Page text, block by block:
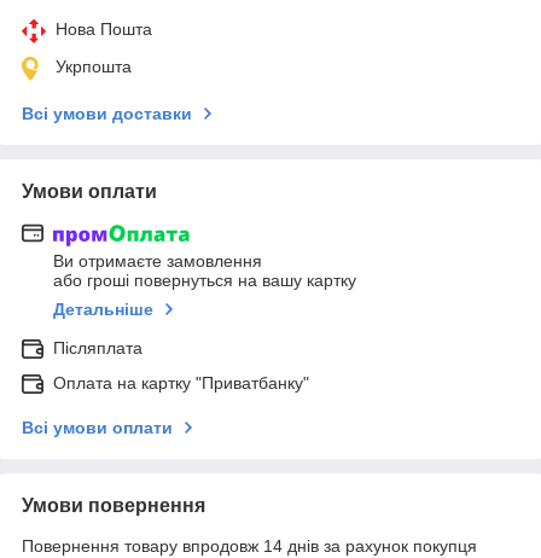
Нова Пошта
Укрпошта
Всі умови доставки
Умови оплати
Ви отримаєте замовлення
або гроші повернуться на вашу картку
Детальніше
Післяплата
Оплата на картку "Приватбанку"
Всі умови оплати
Умови повернення
Повернення товару впродовж 14 днів за рахунок покупця